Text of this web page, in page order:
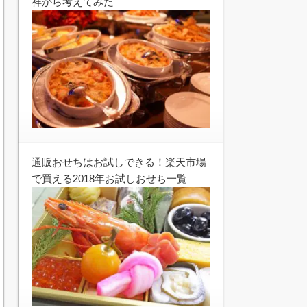
通販おせちはお試しできる！楽天市場
で買える2018年お試しおせち一覧